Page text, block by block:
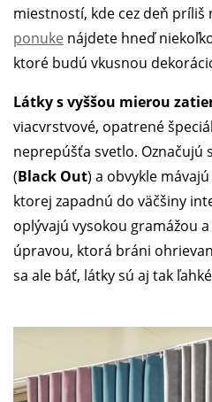
miestností, kde cez deň príliš
ponuke nájdete hneď
ktoré budú vkusnou
Látky s vyššou mierou
viacvrstvové, opatrené
neprepúšťa svetlo. Označujú
(Black Out) a obvykle
ktorej zapadnú do väčšiny
oplývajú vysokou gramážou
úpravou, ktorá bráni
sa ale báť, látky sú aj tak